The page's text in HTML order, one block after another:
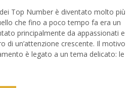
Top Number è diventato molto più
che fino a poco tempo fa era un
principalmente da appassionati e
di un’attenzione crescente. Il motivo
è legato a un tema delicato: le